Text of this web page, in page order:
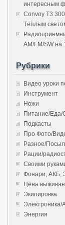
интересным
Convoy T3
Тёплым
AM/FM/SW на
Рубрики
Видео уроки
Инструмент
Ножи
Питание/Еда/
Подкасты
Про Фото/
Разное/
Рации/
Своими
Фонари, АКБ,
Цена
Экипировка
Электроника/
Энергия